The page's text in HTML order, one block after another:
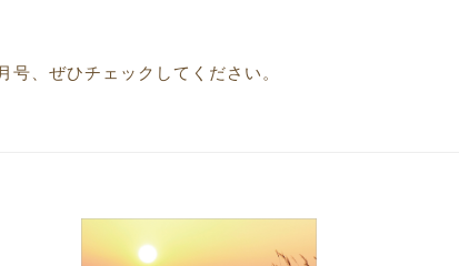
月号、ぜひチェックしてください。